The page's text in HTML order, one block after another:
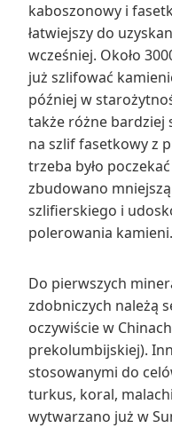
kaboszonowy i
łatwiejszy do
wcześniej. Około
już szlifować
później w
także różne bardziej
na szlif fasetkowy z
trzeba było
zbudowano
szlifierskiego i
polerowania kamieni.
Do pierwszych
zdobniczych należą
oczywiście w
prekolumbijskiej).
stosowanymi do
turkus, koral,
wytwarzano już w